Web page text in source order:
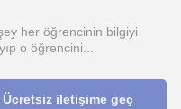
her öğrencinin bilgiyi
o öğrencini...
Ücretsiz iletişime geç